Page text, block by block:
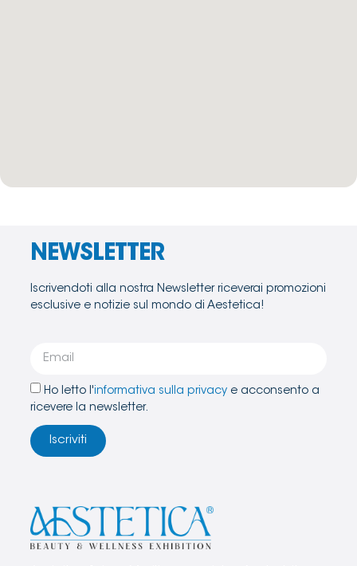
NEWSLETTER
Iscrivendoti alla nostra Newsletter riceverai promozioni
esclusive e notizie sul mondo di Aestetica!
Ho letto l'informativa sulla privacy e acconsento a
ricevere la newsletter.
Iscriviti